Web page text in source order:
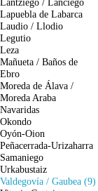
Lapuebla de Labarca
Laudio / Llodio
Legutio
Leza
Mañueta / Baños de
Ebro
Moreda de Álava /
Moreda Araba
Navaridas
Okondo
Oyón-Oion
Peñacerrada-Urizaharra
Samaniego
Urkabustaiz
Valdegovía / Gaubea (9)